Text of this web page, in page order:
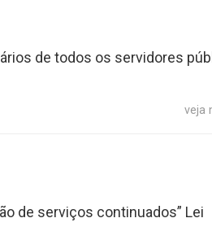
de todos os servidores
veja
de serviços continuados” Lei